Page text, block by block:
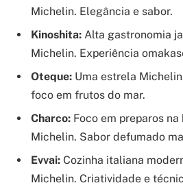
Michelin. Elegância e sabor.
Kinoshita: Alta gastronomia
Michelin. Experiência
Oteque: Uma estrela
foco em frutos do mar.
Charco: Foco em preparos
Michelin. Sabor defumado
Evvai: Cozinha italiana
Michelin. Criatividade e